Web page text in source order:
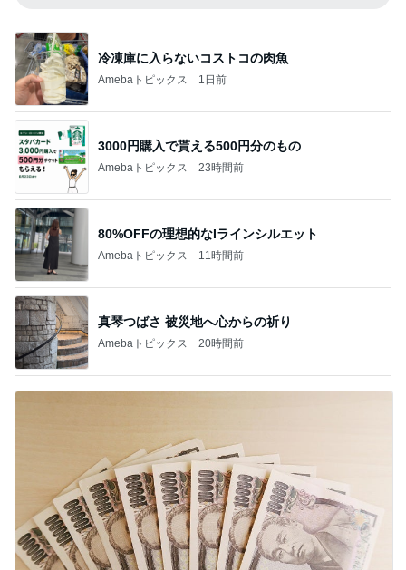
冷凍庫に入らないコストコの肉魚
Amebaトピックス 1日前
3000円購入で貰える500円分のもの
Amebaトピックス 23時間前
80%OFFの理想的なIラインシルエット
Amebaトピックス 11時間前
真琴つばさ 被災地へ心からの祈り
Amebaトピックス 20時間前